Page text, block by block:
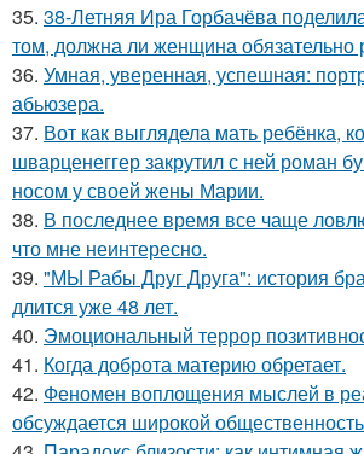
35. 38-Летняя Ира Горбачёва
том, должна ли женщина обязательно
36. Умная, уверенная, успешная:
абьюзера.
37. Вот как выглядела мать ребёнка,
шварценеггер закрутил с ней роман
носом у своей жены Марии.
38. В последнее время все чаще
что мне неинтересно.
39. "МЫ Рабы Друг Друга": история
длится уже 48 лет.
40. Эмоциональный террор
41. Когда доброта материю обретает.
42. Феномен воплощения мыслей в
обсуждается широкой